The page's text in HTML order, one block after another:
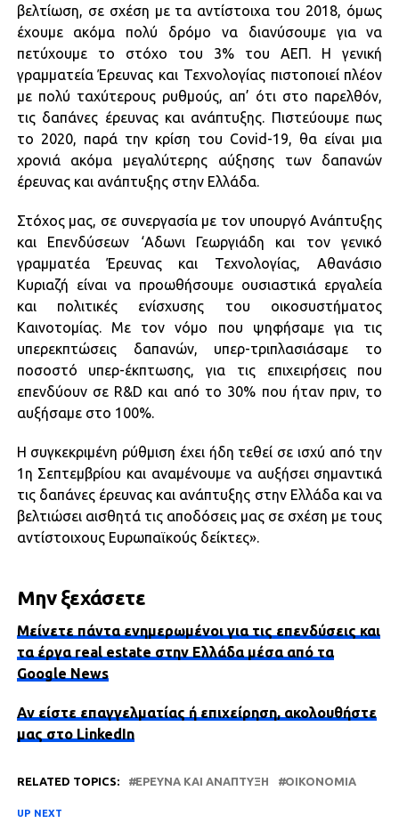
βελτίωση, σε σχέση με τα αντίστοιχα του 2018, όμως
έχουμε ακόμα πολύ δρόμο να διανύσουμε για να
πετύχουμε το στόχο του 3% του ΑΕΠ. Η γενική
γραμματεία Έρευνας και Τεχνολογίας πιστοποιεί πλέον
με πολύ ταχύτερους ρυθμούς, απ’ ότι στο παρελθόν,
τις δαπάνες έρευνας και ανάπτυξης. Πιστεύουμε πως
το 2020, παρά την κρίση του Covid-19, θα είναι μια
χρονιά ακόμα μεγαλύτερης αύξησης των δαπανών
έρευνας και ανάπτυξης στην Ελλάδα.
Στόχος μας, σε συνεργασία με τον υπουργό Ανάπτυξης
και Επενδύσεων ‘Αδωνι Γεωργιάδη και τον γενικό
γραμματέα Έρευνας και Τεχνολογίας, Αθανάσιο
Κυριαζή είναι να προωθήσουμε ουσιαστικά εργαλεία
και πολιτικές ενίσχυσης του οικοσυστήματος
Καινοτομίας. Με τον νόμο που ψηφήσαμε για τις
υπερεκπτώσεις δαπανών, υπερ-τριπλασιάσαμε το
ποσοστό υπερ-έκπτωσης, για τις επιχειρήσεις που
επενδύουν σε R&D και από το 30% που ήταν πριν, το
αυξήσαμε στο 100%.
Η συγκεκριμένη ρύθμιση έχει ήδη τεθεί σε ισχύ από την
1η Σεπτεμβρίου και αναμένουμε να αυξήσει σημαντικά
τις δαπάνες έρευνας και ανάπτυξης στην Ελλάδα και να
βελτιώσει αισθητά τις αποδόσεις μας σε σχέση με τους
αντίστοιχους Ευρωπαϊκούς δείκτες».
Μην ξεχάσετε
Μείνετε πάντα ενημερωμένοι για τις επενδύσεις και
τα έργα real estate στην Ελλάδα μέσα από τα
Google News
Αν είστε επαγγελματίας ή επιχείρηση, ακολουθήστε
μας στο LinkedIn
RELATED TOPICS: ΈΡΕΥΝΑ ΚΑΙ ΑΝΆΠΤΥΞΗ ΟΙΚΟΝΟΜΊΑ
UP NEXT